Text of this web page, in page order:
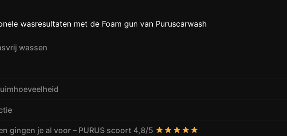
wasresultaten met de Foam gun van Puruscarwash
wassen
gingen je al voor – PURUS scoort 4,8/5